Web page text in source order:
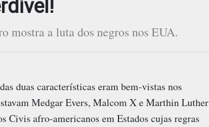
mostra a luta dos negros nos EUA.
duas características eram bem-vistas nos
Medgar Evers, Malcom X e Marthin Luther
afro-americanos em Estados cujas regras